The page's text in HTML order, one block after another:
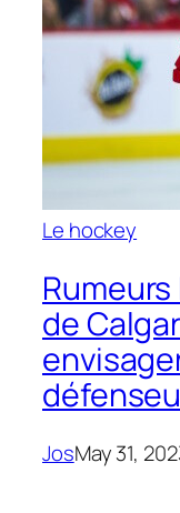
Le hockey
Rumeurs
de
JosMay 31,